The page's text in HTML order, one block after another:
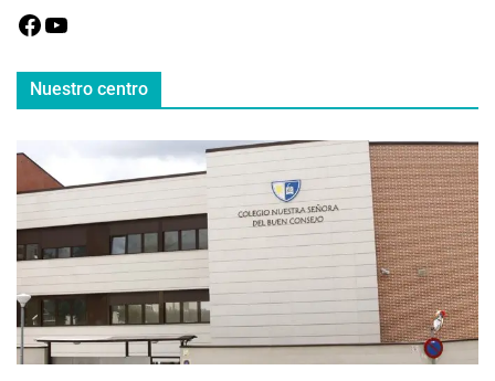
Nuestro centro